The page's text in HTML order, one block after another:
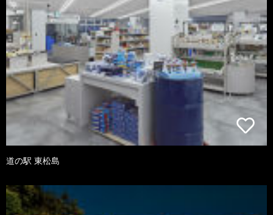
道の駅 東松島